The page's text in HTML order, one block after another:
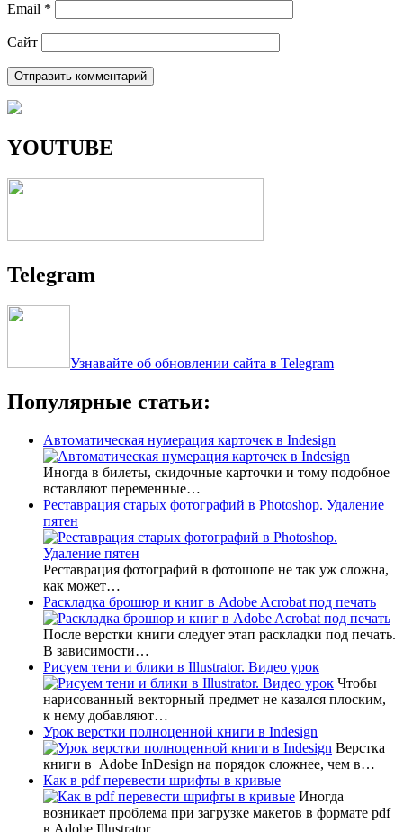
Email *
Сайт
YOUTUBE
Telegram
Узнавайте об обновлении сайта в Telegram
Популярные статьи:
Автоматическая нумерация карточек в Indesign
Иногда в билеты, скидочные карточки и тому подобное
вставляют переменные…
Реставрация старых фотографий в Photoshop. Удаление
пятен
Реставрация фотографий в фотошопе не так уж сложна,
как может…
Раскладка брошюр и книг в Adobe Acrobat под печать
После верстки книги следует этап раскладки под печать.
В зависимости…
Рисуем тени и блики в Illustrator. Видео урок
Чтобы
нарисованный векторный предмет не казался плоским,
к нему добавляют…
Урок верстки полноценной книги в Indesign
Верстка
книги в Adobe InDesign на порядок сложнее, чем в…
Как в pdf перевести шрифты в кривые
Иногда
возникает проблема при загрузке макетов в формате pdf
в Adobe Illustrator…